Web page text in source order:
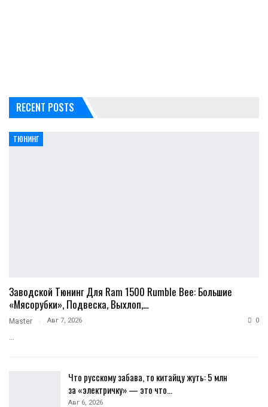
RECENT POSTS
ТЮНИНГ
Заводской Тюнинг Для Ram 1500 Rumble Bee: Большие
«мясорубки», Подвеска, Выхлоп,…
Master Авг 7, 2026 0
Что русскому забава, то китайцу жуть: 5 млн
за «электричку» — это что…
Авг 6, 2026